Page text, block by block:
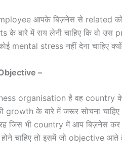
आपके बिज़नेस से related
के बारे में राय लेनी चाहिए कि वो
mental stress नहीं देना चाहिए
–
organisation है वह country
growth के बारे में जरूर सोचना
जिस भी country में आप बिज़नेस
चाहिए तो इसमें जो objective आते